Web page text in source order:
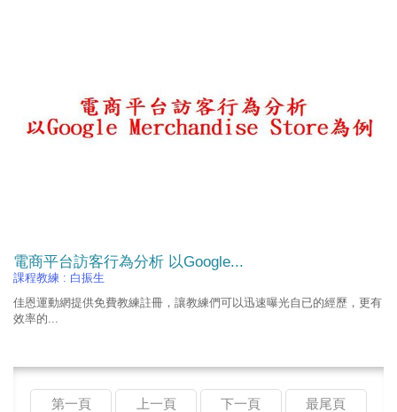
電商平台訪客行為分析 以Google...
課程教練 : 白振生
佳恩運動網提供免費教練註冊，讓教練們可以迅速曝光自已的經歷，更有
效率的...
第一頁 上一頁 下一頁 最尾頁